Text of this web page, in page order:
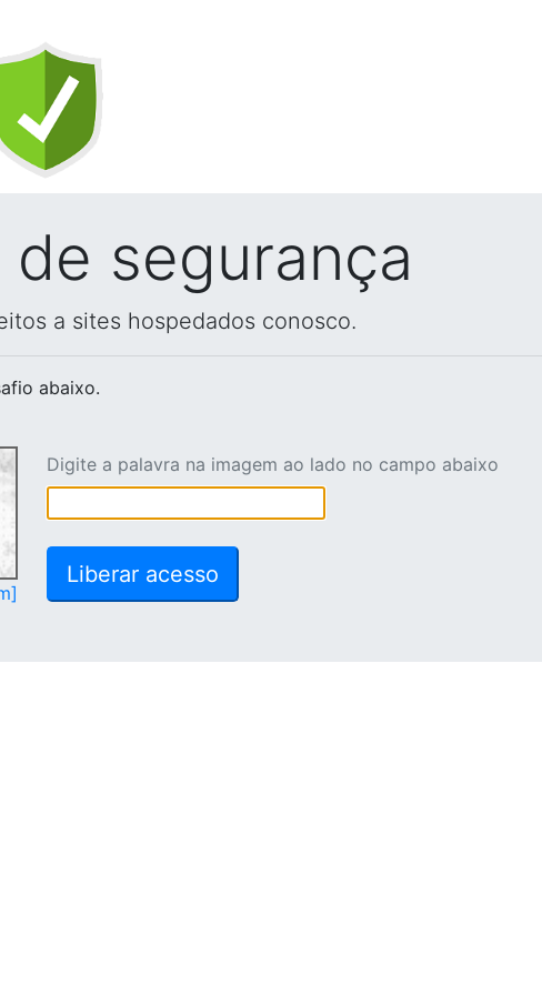
segurança
a sites hospedados conosco.
abaixo.
Digite a palavra na imagem ao lado no campo abaixo